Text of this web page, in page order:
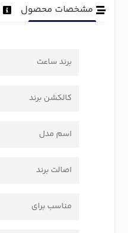
مشخصات محصول
برند ساعت
کالکشن برند
اسم مدل
اصالت برند
مناسب برای